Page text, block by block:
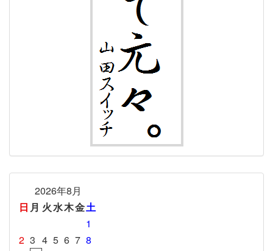
2026年8月
日 月 火水木金土
1
2 3 4 5 6 7 8